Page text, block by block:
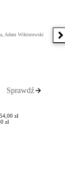
Adam Wiktorowski
Sprawdź
zł
zł